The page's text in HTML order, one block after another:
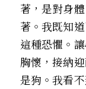
著，是對身
著。我既知
這種恐懼。
胸懷，接納
是狗。我看